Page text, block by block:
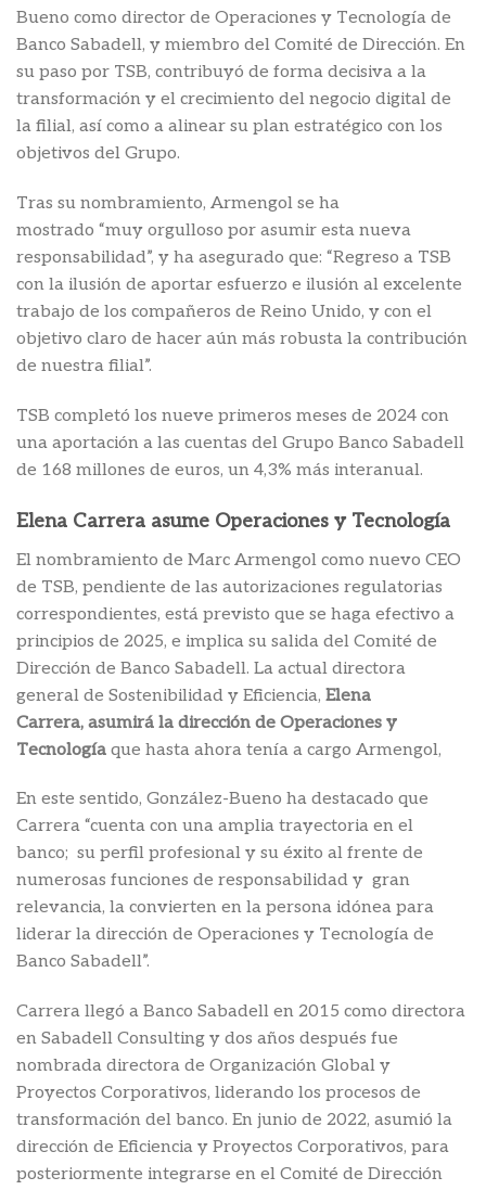
Bueno como director de Operaciones y Tecnología de
Banco Sabadell, y miembro del Comité de Dirección. En
su paso por TSB, contribuyó de forma decisiva a la
transformación y el crecimiento del negocio digital de
la filial, así como a alinear su plan estratégico con los
objetivos del Grupo.
Tras su nombramiento, Armengol se ha
mostrado “muy orgulloso por asumir esta nueva
responsabilidad”, y ha asegurado que: “Regreso a TSB
con la ilusión de aportar esfuerzo e ilusión al excelente
trabajo de los compañeros de Reino Unido, y con el
objetivo claro de hacer aún más robusta la contribución
de nuestra filial”.
TSB completó los nueve primeros meses de 2024 con
una aportación a las cuentas del Grupo Banco Sabadell
de 168 millones de euros, un 4,3% más interanual.
Elena Carrera asume Operaciones y Tecnología
El nombramiento de Marc Armengol como nuevo CEO
de TSB, pendiente de las autorizaciones regulatorias
correspondientes, está previsto que se haga efectivo a
principios de 2025, e implica su salida del Comité de
Dirección de Banco Sabadell. La actual directora
general de Sostenibilidad y Eficiencia, Elena
Carrera, asumirá la dirección de Operaciones y
Tecnología que hasta ahora tenía a cargo Armengol,
En este sentido, González-Bueno ha destacado que
Carrera “cuenta con una amplia trayectoria en el
banco; su perfil profesional y su éxito al frente de
numerosas funciones de responsabilidad y gran
relevancia, la convierten en la persona idónea para
liderar la dirección de Operaciones y Tecnología de
Banco Sabadell”.
Carrera llegó a Banco Sabadell en 2015 como directora
en Sabadell Consulting y dos años después fue
nombrada directora de Organización Global y
Proyectos Corporativos, liderando los procesos de
transformación del banco. En junio de 2022, asumió la
dirección de Eficiencia y Proyectos Corporativos, para
posteriormente integrarse en el Comité de Dirección